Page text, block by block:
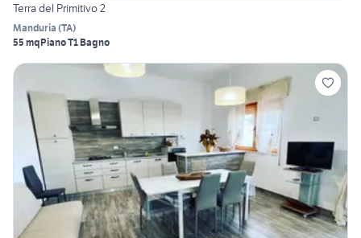
Terra del Primitivo 2
Manduria (TA)
55 mqPiano T1 Bagno